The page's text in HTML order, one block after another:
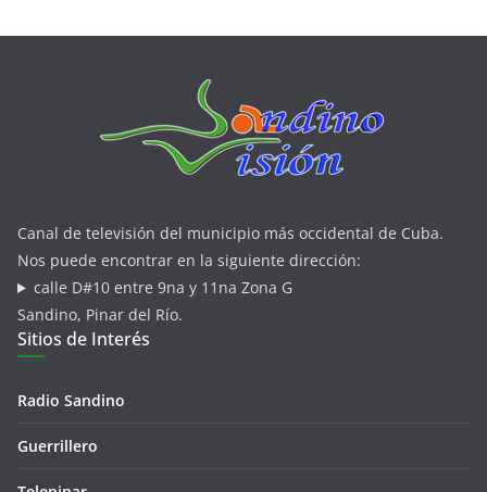
Canal de televisión del municipio más occidental de Cuba.
Nos puede encontrar en la siguiente dirección:
calle D#10 entre 9na y 11na Zona G
Sandino, Pinar del Río.
Sitios de Interés
Radio Sandino
Guerrillero